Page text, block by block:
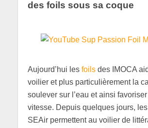
des foils sous sa coque
Aujourd’hui les foilsdes IMOCA
voilier et plus particulièrement la
soulever sur l’eau et ainsi
vitesse. Depuis quelques jours,
SEAir permettent au voilier de